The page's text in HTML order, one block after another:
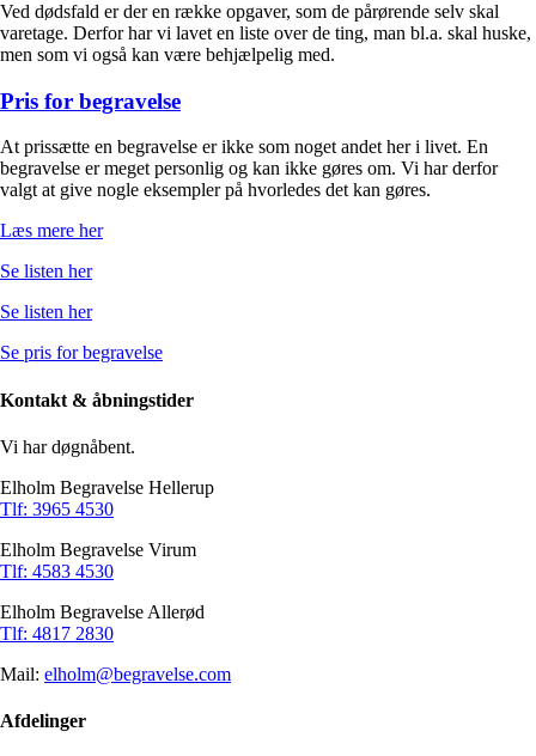
Ved dødsfald er der en række opgaver, som de pårørende selv skal
varetage. Derfor har vi lavet en liste over de ting, man bl.a. skal huske,
men som vi også kan være behjælpelig med.
Pris for begravelse
At prissætte en begravelse er ikke som noget andet her i livet. En
begravelse er meget personlig og kan ikke gøres om. Vi har derfor
valgt at give nogle eksempler på hvorledes det kan gøres.
Læs mere her
Se listen her
Se listen her
Se pris for begravelse
Kontakt & åbningstider
Vi har døgnåbent.
Elholm Begravelse Hellerup
Tlf: 3965 4530
Elholm Begravelse Virum
Tlf: 4583 4530
Elholm Begravelse Allerød
Tlf: 4817 2830
Mail: elholm@begravelse.com
Afdelinger